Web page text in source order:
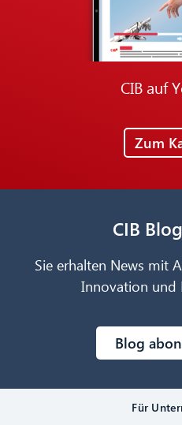
CIB auf
Zum
CIB
Sie erhalten News mit
Innovation und
Blog
Für